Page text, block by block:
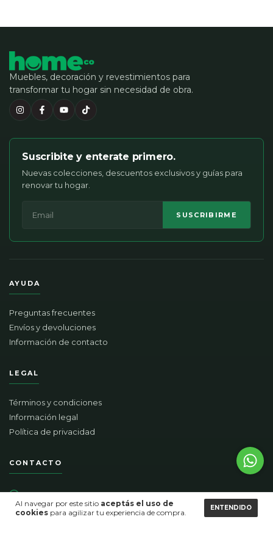
Al navegar por este sitio aceptás el uso de
cookies para agilizar tu experiencia de compra.
ENTENDIDO
Muebles, decoración y revestimientos para
transformar tu hogar sin necesidad de obra.
Suscribite y enterate primero.
Nuevas colecciones, descuentos exclusivos y guías para
renovar tu hogar.
SUSCRIBIRME
AYUDA
Preguntas frecuentes
Envíos y devoluciones
Información de contacto
LEGAL
Términos y condiciones
Información legal
Política de privacidad
CONTACTO
5491172181214
01152633649